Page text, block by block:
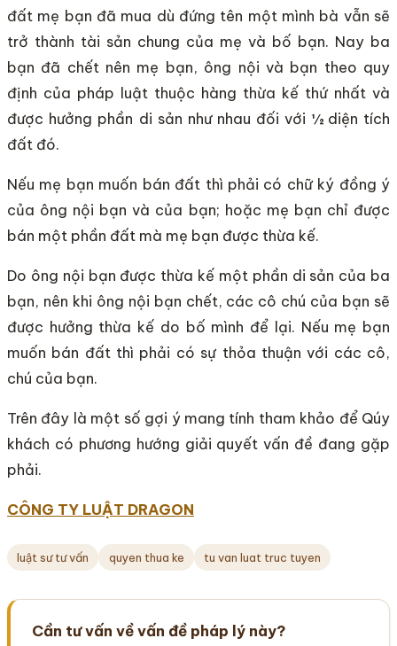
đất mẹ bạn đã mua dù đứng tên một mình bà vẫn sẽ
trở thành tài sản chung của mẹ và bố bạn. Nay ba
bạn đã chết nên mẹ bạn, ông nội và bạn theo quy
định của pháp luật thuộc hàng thừa kế thứ nhất và
được hưởng phần di sản như nhau đối với ½ diện tích
đất đó.
Nếu mẹ bạn muốn bán đất thì phải có chữ ký đồng ý
của ông nội bạn và của bạn; hoặc mẹ bạn chỉ được
bán một phần đất mà mẹ bạn được thừa kế.
Do ông nội bạn được thừa kế một phần di sản của ba
bạn, nên khi ông nội bạn chết, các cô chú của bạn sẽ
được hưởng thừa kế do bố mình để lại. Nếu mẹ bạn
muốn bán đất thì phải có sự thỏa thuận với các cô,
chú của bạn.
Trên đây là một số gợi ý mang tính tham khảo để Qúy
khách có phương hướng giải quyết vấn đề đang gặp
phải.
CÔNG TY LUẬT DRAGON
luật sư tư vấn quyen thua ke tu van luat truc tuyen
Cần tư vấn về vấn đề pháp lý này?